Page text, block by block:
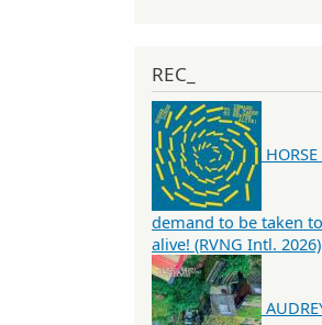
REC_
demand to be taken
alive! (RVNG Intl. 2026)